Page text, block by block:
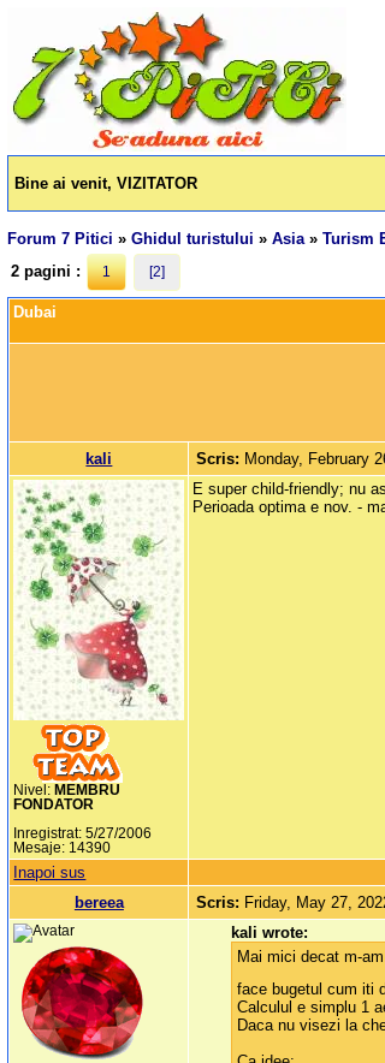
Bine ai venit, VIZITATOR
Forum 7 Pitici »Ghidul turistului »Asia»Turism
2 pagini :
1 [2]
Dubai
kali Scris: Monday, February
Nivel: MEMBRU
FONDATOR
Inregistrat: 5/27/2006
Mesaje: 14390
E super child-friendly; nu
Perioada optima e nov. -
Inapoi sus
bereea
Scris: Friday, May 27,
kali wrote:
Mai mici decat m-
face bugetul cum iti
Calculul e simplu 1
Daca nu visezi la